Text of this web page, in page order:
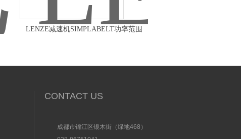
LENZE减速机SIMPLABELT功率范围
CONTACT US
成都市锦江区银木街（绿地468）